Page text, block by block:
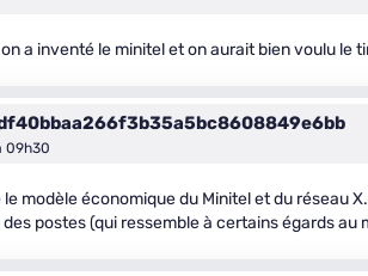
a inventé le minitel et on aurait bien voulu le
09h30
le modèle économique du Minitel et du réseau
postes (qui ressemble à certains égards au